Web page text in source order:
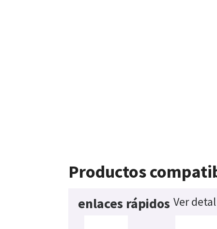
Productos
enlaces rápidos Ver